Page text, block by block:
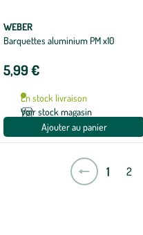
WEBER
Barquettes aluminium PM x10
5,99 €
En stock livraison
Voir stock magasin
Ajouter au panier
1 2